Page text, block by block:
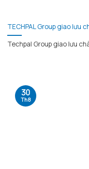
TECHPAL Group giao lưu
Techpal Group giao lưu
30
Th8